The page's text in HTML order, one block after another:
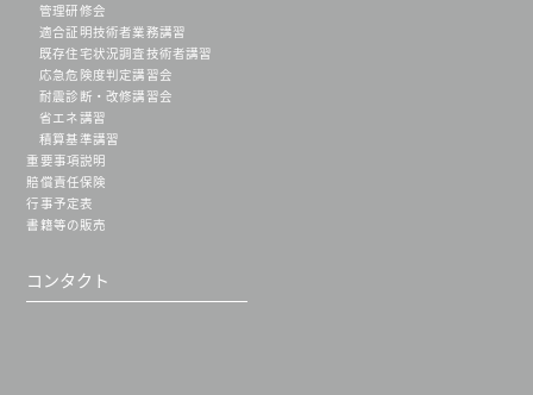
管理研修会
適合証明技術者業務講習
既存住宅状況調査技術者講習
応急危険度判定講習会
耐震診断・改修講習会
省エネ講習
積算基準講習
重要事項説明
賠償責任保険
行事予定表
書籍等の販売
コンタクト